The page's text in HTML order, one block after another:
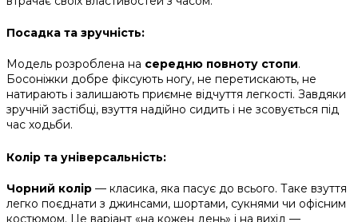
Посадка та зручність:
Модель розроблена на середню повноту стопи.
Босоніжки добре фіксують ногу, не перетискають, не
натирають і залишають приємне відчуття легкості. Завдяки
зручній застібці, взуття надійно сидить і не зсовується під
час ходьби.
Колір та універсальність:
Чорний колір — класика, яка пасує до всього. Таке взуття
легко поєднати з джинсами, шортами, сукнями чи офісним
костюмом. Це варіант «на кожен день» і на вихід —